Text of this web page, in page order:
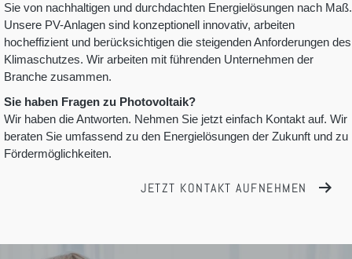
Sie von nachhaltigen und durchdachten Energielösungen nach Maß.
Unsere PV-Anlagen sind konzeptionell innovativ, arbeiten
hocheffizient und berücksichtigen die steigenden Anforderungen des
Klimaschutzes. Wir arbeiten mit führenden Unternehmen der
Branche zusammen.
Sie haben Fragen zu Photovoltaik?
Wir haben die Antworten. Nehmen Sie jetzt einfach Kontakt auf. Wir
beraten Sie umfassend zu den Energielösungen der Zukunft und zu
Fördermöglichkeiten.
JETZT KONTAKT AUFNEHMEN